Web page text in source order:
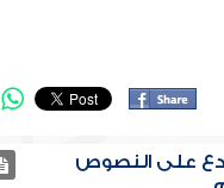
على النصوص